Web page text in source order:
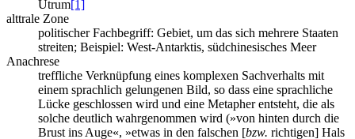
Utrum[1]
alttrale Zone
politischer Fachbegriff: Gebiet, um das sich mehrere Staaten
streiten; Beispiel: West-Antarktis, südchinesisches Meer
Anachrese
treffliche Verknüpfung eines komplexen Sachverhalts mit
einem sprachlich gelungenen Bild, so dass eine sprachliche
Lücke geschlossen wird und eine Metapher entsteht, die als
solche deutlich wahrgenommen wird (»von hinten durch die
Brust ins Auge«, »etwas in den falschen [bzw. richtigen] Hals